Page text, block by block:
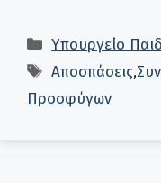
Κατηγορίες
Υπουργείο
Ετικέτες
Αποσπάσεις,
Προσφύγων